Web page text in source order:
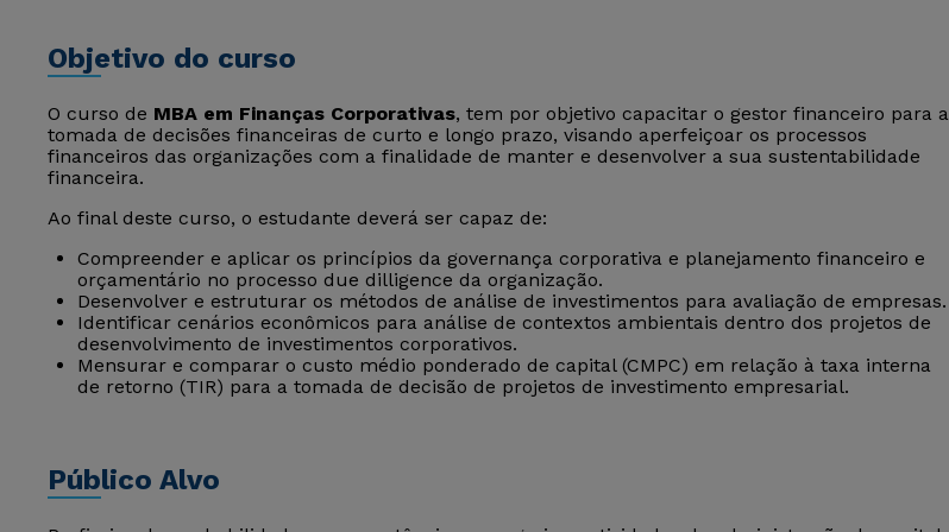
Objetivo do curso
O curso de MBA em Finanças Corporativas, tem por objetivo capacitar o gestor financeiro para a
tomada de decisões financeiras de curto e longo prazo, visando aperfeiçoar os processos
financeiros das organizações com a finalidade de manter e desenvolver a sua sustentabilidade
financeira.
Ao final deste curso, o estudante deverá ser capaz de:
Compreender e aplicar os princípios da governança corporativa e planejamento financeiro e
orçamentário no processo due dilligence da organização.
Desenvolver e estruturar os métodos de análise de investimentos para avaliação de empresas.
Identificar cenários econômicos para análise de contextos ambientais dentro dos projetos de
desenvolvimento de investimentos corporativos.
Mensurar e comparar o custo médio ponderado de capital (CMPC) em relação à taxa interna
de retorno (TIR) para a tomada de decisão de projetos de investimento empresarial.
Público Alvo